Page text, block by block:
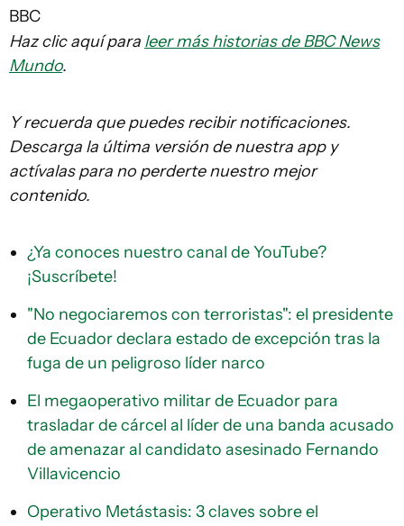
BBC
Haz clic aquí para leer más historias de BBC News
Mundo.
Y recuerda que puedes recibir notificaciones.
Descarga la última versión de nuestra app y
actívalas para no perderte nuestro mejor
contenido.
¿Ya conoces nuestro canal de YouTube?
¡Suscríbete!
"No negociaremos con terroristas": el presidente
de Ecuador declara estado de excepción tras la
fuga de un peligroso líder narco
El megaoperativo militar de Ecuador para
trasladar de cárcel al líder de una banda acusado
de amenazar al candidato asesinado Fernando
Villavicencio
Operativo Metástasis: 3 claves sobre el